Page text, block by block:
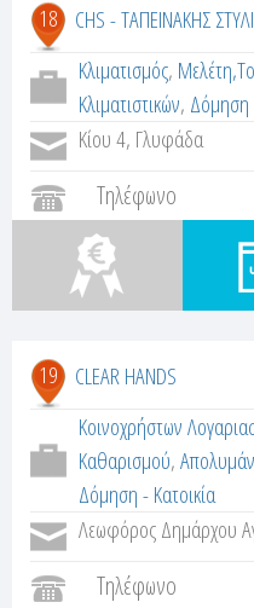
18
CHS - ΤΑΠΕΙΝΑΚΗΣ
Κλιματισμός,
Κλιματιστικών, Δόμηση
Κίου 4, Γλυφάδα
Τηλέφωνο
19
CLEAR HANDS
Κοινοχρήστων
Καθαρισμού,
Δόμηση - Κατοικία
Λεωφόρος Δημάρχου
Τηλέφωνο